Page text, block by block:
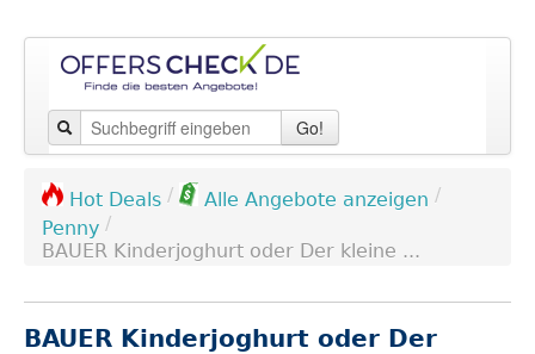
Go!
Hot Deals / Alle Angebote anzeigen /
Penny /
BAUER Kinderjoghurt oder Der kleine ...
BAUER Kinderjoghurt oder Der